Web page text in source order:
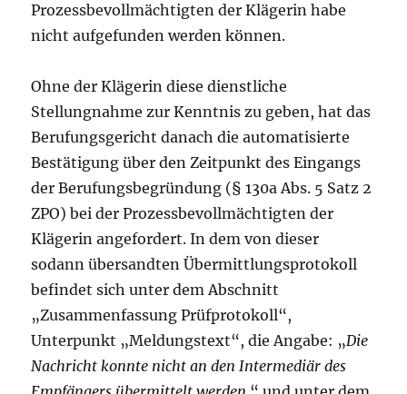
Prozessbevollmächtigten der Klägerin habe
nicht aufgefunden werden können.
Ohne der Klägerin diese dienstliche
Stellungnahme zur Kenntnis zu geben, hat das
Berufungsgericht danach die automatisierte
Bestätigung über den Zeitpunkt des Eingangs
der Berufungsbegründung (§ 130a Abs. 5 Satz 2
ZPO) bei der Prozessbevollmächtigten der
Klägerin angefordert. In dem von dieser
sodann übersandten Übermittlungsprotokoll
befindet sich unter dem Abschnitt
„Zusammenfassung Prüfprotokoll“,
Unterpunkt „Meldungstext“, die Angabe: „Die
Nachricht konnte nicht an den Intermediär des